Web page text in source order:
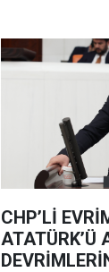
CHP’Lİ
ATATÜRK’Ü